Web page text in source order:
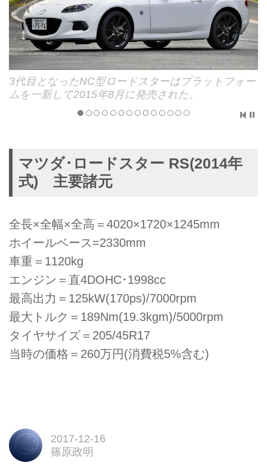
3代目となったNC型ロードスターはプラットフォー
ムを一新して2015年8月に発売された。
マツダ･ロードスター RS(2014年
式) 主要諸元
全長×全幅×全高＝4020×1720×1245mm
ホイールベース=2330mm
車重＝1120kg
エンジン＝直4DOHC･1998cc
最高出力＝125kW(170ps)/7000rpm
最大トルク＝189Nm(19.3kgm)/5000rpm
タイヤサイズ＝205/45R17
当時の価格＝260万円(消費税5%含む)
2017-12-16
篠原政明